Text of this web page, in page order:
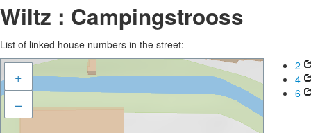
Wiltz : Campingstrooss
List of linked house numbers in the street:
+
–
2
4
6